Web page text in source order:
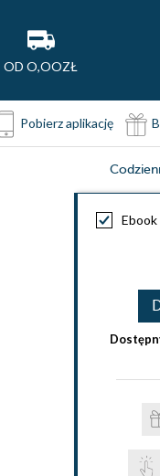
OD O,OOZŁ
Pobierz aplikację
Ebook